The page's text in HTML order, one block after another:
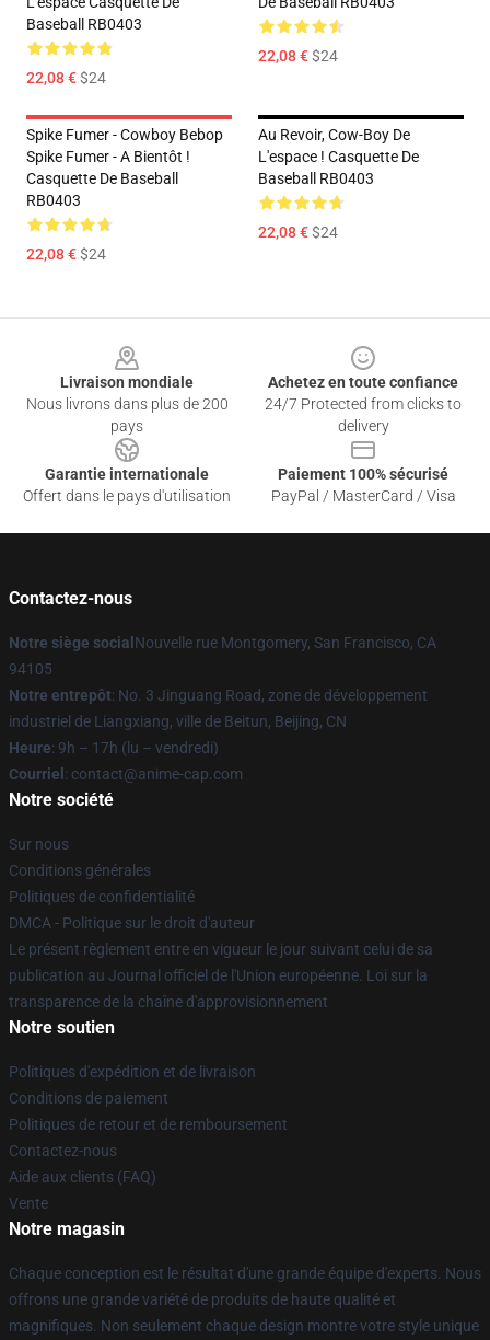
Baseball RB0403
22,08 €$24
22,08 €$24
Spike Fumer - Cowboy Bebop
Spike Fumer - A Bientôt !
Casquette De Baseball
RB0403
22,08 €$24
Au Revoir, Cow-Boy De
L'espace ! Casquette De
Baseball RB0403
22,08 €$24
Livraison mondiale
Nous livrons dans plus de 200
pays
Achetez en toute confiance
24/7 Protected from clicks to
delivery
Garantie internationale
Offert dans le pays d'utilisation
Paiement 100% sécurisé
PayPal / MasterCard / Visa
Contactez-nous
Notre siège social Nouvelle rue Montgomery, San Francisco, CA
94105
Notre entrepôt: No. 3 Jinguang Road, zone de développement
industriel de Liangxiang, ville de Beitun, Beijing, CN
Heure: 9h – 17h (lu – vendredi)
Courriel : contact@anime-cap.com
Notre société
Sur nous
Conditions générales
Politiques de confidentialité
DMCA - Politique sur le droit d'auteur
Le présent règlement entre en vigueur le jour suivant celui de sa
publication au Journal officiel de l'Union européenne. Loi sur la
transparence de la chaîne d'approvisionnement
Notre soutien
Politiques d'expédition et de livraison
Conditions de paiement
Politiques de retour et de remboursement
Contactez-nous
Aide aux clients (FAQ)
Vente
Notre magasin
Chaque conception est le résultat d'une grande équipe d'experts. Nous
offrons une grande variété de produits de haute qualité et
magnifiques. Non seulement chaque design montre votre style unique